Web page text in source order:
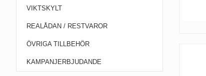
VIKTSKYLT
REALÅDAN / RESTVAROR
ÖVRIGA TILLBEHÖR
KAMPANJERBJUDANDE